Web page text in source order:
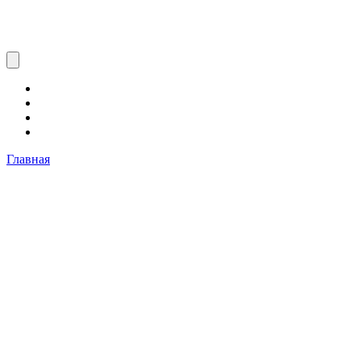
Главная